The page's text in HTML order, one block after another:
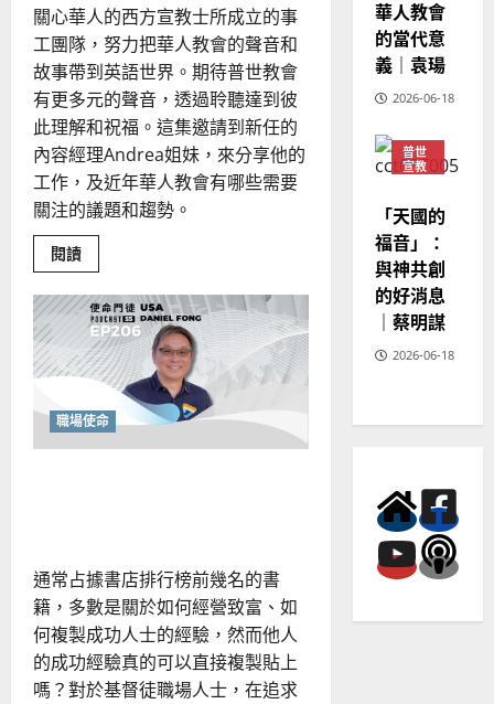
視
野
關心華人的西方宣教士所成立的事
工團隊，努力把華人教會的聲音和
故事帶到英語世界。期待普世教會
有更多元的聲音，透過聆聽達到彼
此理解和祝福。這集邀請到新任的
內容經理Andrea姐妹，來分享他的
工作，及近年華人教會有哪些需要
關注的議題和趨勢。
閱讀Read
more
穿
越
敘
事
張
力
迷
霧：
華
源
橋
藝
術
職場使命
通常占據書店排行榜前幾名的書
籍，多數是關於如何經營致富、如
何複製成功人士的經驗，然而他人
的成功經驗真的可以直接複製貼上
嗎？對於基督徒職場人士，在追求
20
華人教會
的當代意
義｜袁瑒
2026-06-18
普世
宣教
「天國的
福音」：
與神共創
的好消息
｜蔡明謀
2026-06-18